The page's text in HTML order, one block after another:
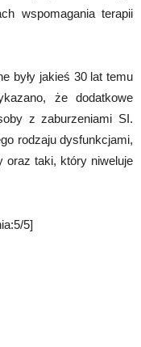
wspomagania terapii
były jakieś 30 lat temu
że dodatkowe
z zaburzeniami SI.
rodzaju dysfunkcjami,
oraz taki, który niweluje
5]